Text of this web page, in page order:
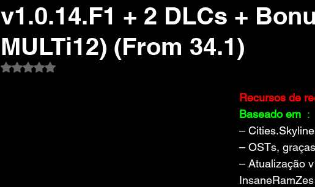
v1.0.14.F1 + 2 DLCs +
MULTi12) (From 34.1)
Avaliado com NaN de 5 estrelas.
Recursos de
Baseado em :
–
– OSTs,
– Atualização